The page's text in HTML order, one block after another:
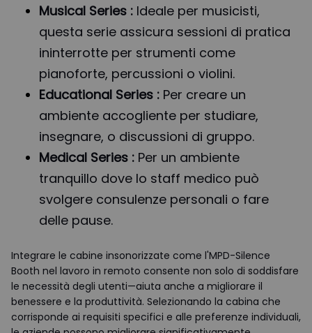
Musical Series : Ideale per musicisti,
questa serie assicura sessioni di pratica
ininterrotte per strumenti come
pianoforte, percussioni o violini.
Educational Series : Per creare un
ambiente accogliente per studiare,
insegnare, o discussioni di gruppo.
Medical Series : Per un ambiente
tranquillo dove lo staff medico può
svolgere consulenze personali o fare
delle pause.
Integrare le cabine insonorizzate come l'MPD-Silence
Booth nel lavoro in remoto consente non solo di soddisfare
le necessità degli utenti—aiuta anche a migliorare il
benessere e la produttività. Selezionando la cabina che
corrisponde ai requisiti specifici e alle preferenze individuali,